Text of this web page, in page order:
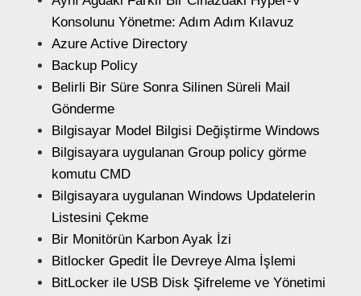
Konsolunu Yönetme: Adım Adım Kılavuz
Azure Active Directory
Backup Policy
Belirli Bir Süre Sonra Silinen Süreli Mail
Gönderme
Bilgisayar Model Bilgisi Değiştirme Windows
Bilgisayara uygulanan Group policy görme
komutu CMD
Bilgisayara uygulanan Windows Updatelerin
Listesini Çekme
Bir Monitörün Karbon Ayak İzi
Bitlocker Gpedit İle Devreye Alma İşlemi
BitLocker ile USB Disk Şifreleme ve Yönetimi